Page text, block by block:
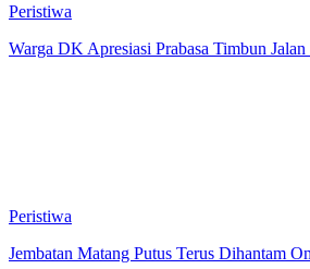
Peristiwa
Warga DK Apresiasi Prabasa Timbun Jalan
Peristiwa
Jembatan Matang Putus Terus Dihantam